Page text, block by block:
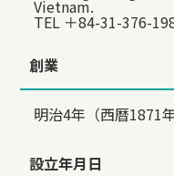
Vietnam.
TEL ＋84-31-376-
創業
明治4年（西暦1871年
設立年月日